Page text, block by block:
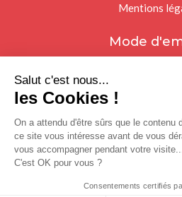
Salut c'est nous...
les Cookies !
On a attendu d'être sûrs que le contenu
ce site vous intéresse avant de vous
vous accompagner pendant votre
C'est OK pour vous ?
Consentements certifiés
Mentions
Mode
Restons
Twitter